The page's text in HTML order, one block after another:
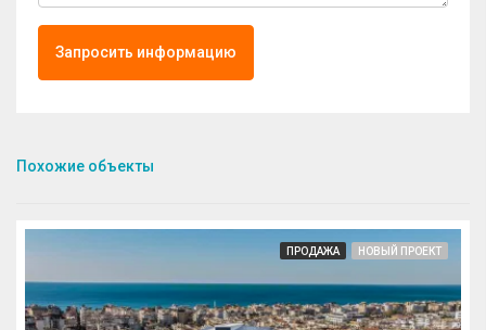
Запросить информацию
Похожие объекты
ПРОДАЖА НОВЫЙ ПРОЕКТ